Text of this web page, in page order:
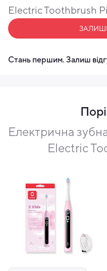
Electric Toothbrush
Стань першим. Залиш
Електрична
Electric